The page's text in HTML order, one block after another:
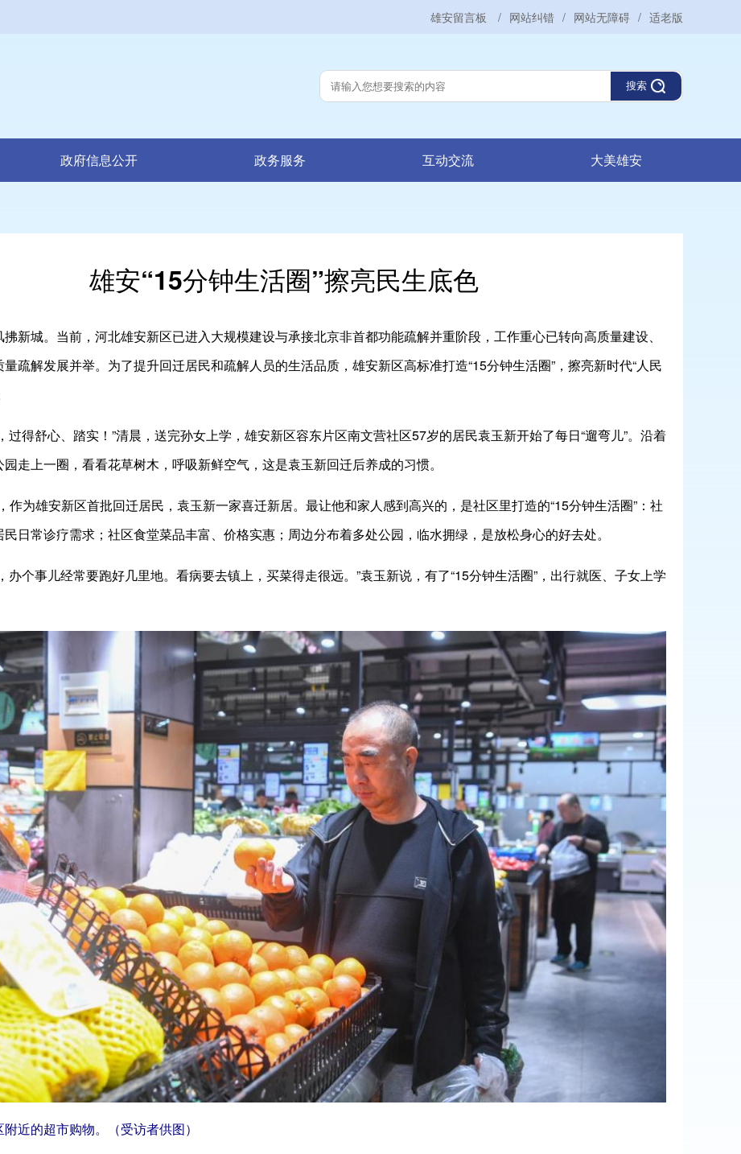
雄安留言板 / 网站纠错 / 网站无障碍 / 适老版
搜索
政府信息公开 政务服务 互动交流 大美雄安
雄安“15分钟生活圈”擦亮民生底色
新城。当前，河北雄安新区已进入大规模建设与承接北京非首都功能疏解并重阶段，工作重心已转向高质量建设、
疏解发展并举。为了提升回迁居民和疏解人员的生活品质，雄安新区高标准打造“15分钟生活圈”，擦亮新时代“人民
过得舒心、踏实！”清晨，送完孙女上学，雄安新区容东片区南文营社区57岁的居民袁玉新开始了每日“遛弯儿”。沿着
走上一圈，看看花草树木，呼吸新鲜空气，这是袁玉新回迁后养成的习惯。
作为雄安新区首批回迁居民，袁玉新一家喜迁新居。最让他和家人感到高兴的，是社区里打造的“15分钟生活圈”：社
日常诊疗需求；社区食堂菜品丰富、价格实惠；周边分布着多处公园，临水拥绿，是放松身心的好去处。
办个事儿经常要跑好几里地。看病要去镇上，买菜得走很远。”袁玉新说，有了“15分钟生活圈”，出行就医、子女上学
近的超市购物。（受访者供图）